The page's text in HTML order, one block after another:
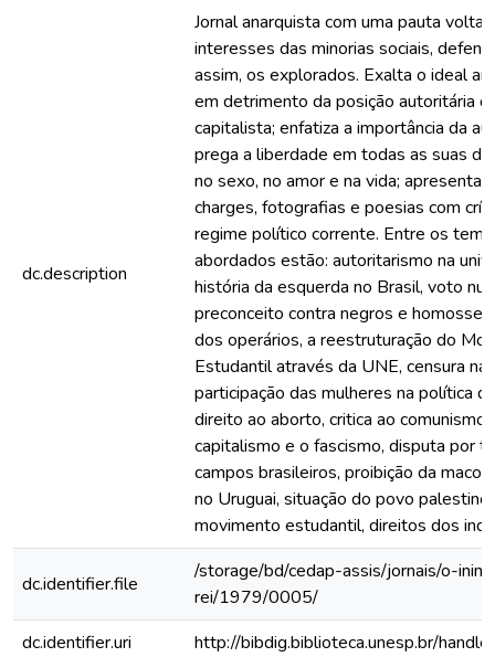
dc.description
Jornal anarquista com uma pauta
interesses das minorias sociais,
assim, os explorados. Exalta o ideal
em detrimento da posição autoritária
capitalista; enfatiza a importância da
prega a liberdade em todas as suas
no sexo, no amor e na vida; apresenta
charges, fotografias e poesias com
regime político corrente. Entre os
abordados estão: autoritarismo na
história da esquerda no Brasil, voto
preconceito contra negros e
dos operários, a reestruturação do
Estudantil através da UNE, censura na
participação das mulheres na política
direito ao aborto, critica ao comunismo,
capitalismo e o fascismo, disputa por
campos brasileiros, proibição da
no Uruguai, situação do povo
movimento estudantil, direitos dos
dc.identifier.file
/storage/bd/cedap-assis/jornais/o-
rei/1979/0005/
dc.identifier.uri
http://bibdig.biblioteca.unesp.br/